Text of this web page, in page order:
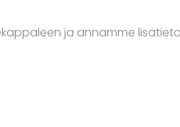
ja annamme